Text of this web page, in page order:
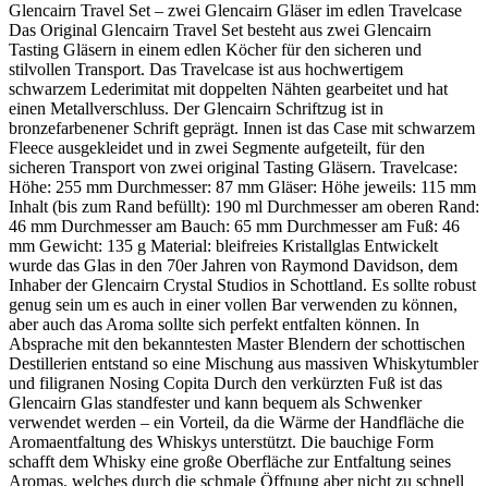
Glencairn Travel Set – zwei Glencairn Gläser im edlen Travelcase
Das Original Glencairn Travel Set besteht aus zwei Glencairn
Tasting Gläsern in einem edlen Köcher für den sicheren und
stilvollen Transport. Das Travelcase ist aus hochwertigem
schwarzem Lederimitat mit doppelten Nähten gearbeitet und hat
einen Metallverschluss. Der Glencairn Schriftzug ist in
bronzefarbenener Schrift geprägt. Innen ist das Case mit schwarzem
Fleece ausgekleidet und in zwei Segmente aufgeteilt, für den
sicheren Transport von zwei original Tasting Gläsern. Travelcase:
Höhe: 255 mm Durchmesser: 87 mm Gläser: Höhe jeweils: 115 mm
Inhalt (bis zum Rand befüllt): 190 ml Durchmesser am oberen Rand:
46 mm Durchmesser am Bauch: 65 mm Durchmesser am Fuß: 46
mm Gewicht: 135 g Material: bleifreies Kristallglas Entwickelt
wurde das Glas in den 70er Jahren von Raymond Davidson, dem
Inhaber der Glencairn Crystal Studios in Schottland. Es sollte robust
genug sein um es auch in einer vollen Bar verwenden zu können,
aber auch das Aroma sollte sich perfekt entfalten können. In
Absprache mit den bekanntesten Master Blendern der schottischen
Destillerien entstand so eine Mischung aus massiven Whiskytumbler
und filigranen Nosing Copita Durch den verkürzten Fuß ist das
Glencairn Glas standfester und kann bequem als Schwenker
verwendet werden – ein Vorteil, da die Wärme der Handfläche die
Aromaentfaltung des Whiskys unterstützt. Die bauchige Form
schafft dem Whisky eine große Oberfläche zur Entfaltung seines
Aromas, welches durch die schmale Öffnung aber nicht zu schnell